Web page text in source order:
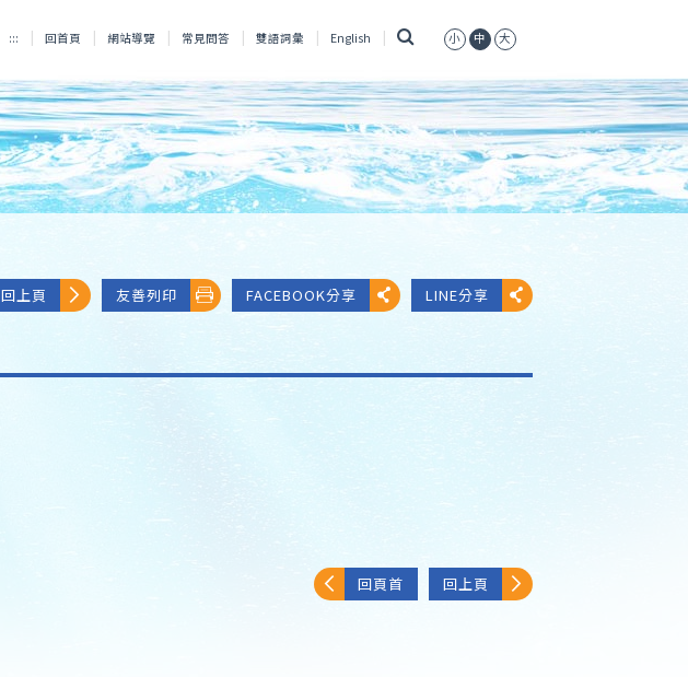
::: 回首頁 網站導覽 常見問答 雙語詞彙 English 小 中 大
回上頁 友善列印 FACEBOOK分享 LINE分享
回頁首 回上頁